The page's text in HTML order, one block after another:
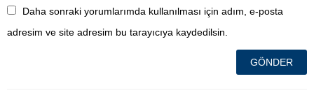
Daha sonraki yorumlarımda kullanılması için adım, e-posta
adresim ve site adresim bu tarayıcıya kaydedilsin.